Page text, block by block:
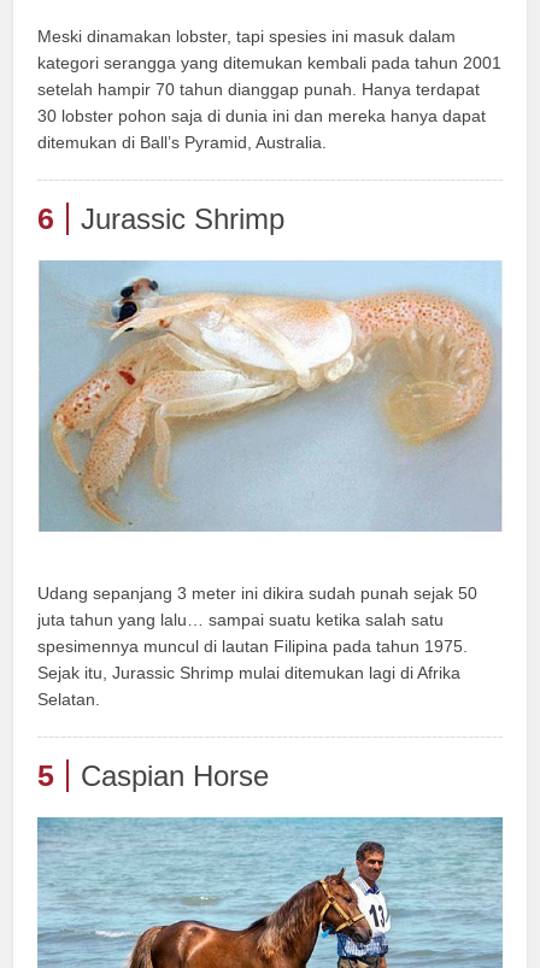
Meski dinamakan lobster, tapi spesies ini masuk dalam
kategori serangga yang ditemukan kembali pada tahun 2001
setelah hampir 70 tahun dianggap punah. Hanya terdapat
30 lobster pohon saja di dunia ini dan mereka hanya dapat
ditemukan di Ball’s Pyramid, Australia.
6 Jurassic Shrimp
Udang sepanjang 3 meter ini dikira sudah punah sejak 50
juta tahun yang lalu… sampai suatu ketika salah satu
spesimennya muncul di lautan Filipina pada tahun 1975.
Sejak itu, Jurassic Shrimp mulai ditemukan lagi di Afrika
Selatan.
5 Caspian Horse